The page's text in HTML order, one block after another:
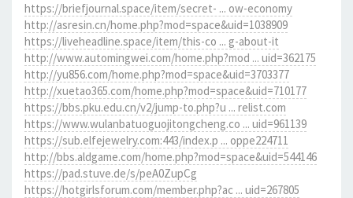
https://briefjournal.space/item/secret- ... ow-economy
http://asresin.cn/home.php?mod=space&uid=1038909
https://liveheadline.space/item/this-co ... g-about-it
http://www.automingwei.com/home.php?mod ... uid=362175
http://yu856.com/home.php?mod=space&uid=3703377
http://xuetao365.com/home.php?mod=space&uid=710177
https://bbs.pku.edu.cn/v2/jump-to.php?u ... relist.com
https://www.wulanbatuoguojitongcheng.co ... uid=961139
https://sub.elfejewelry.com:443/index.p ... oppe224711
http://bbs.aldgame.com/home.php?mod=space&uid=544146
https://pad.stuve.de/s/peA0ZupCg
https://hotgirlsforum.com/member.php?ac ... uid=267805